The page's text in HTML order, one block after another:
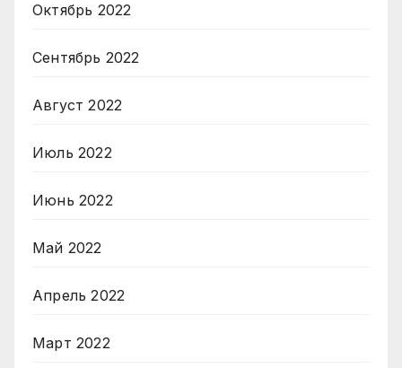
Октябрь 2022
Сентябрь 2022
Август 2022
Июль 2022
Июнь 2022
Май 2022
Апрель 2022
Март 2022